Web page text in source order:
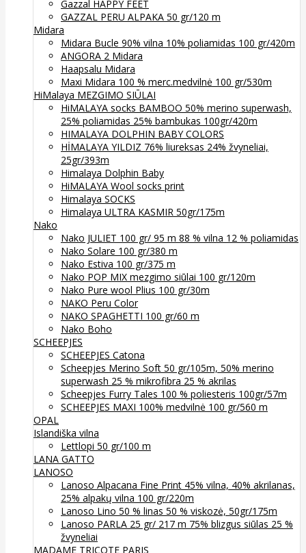
Gazzal HAPPY FEET
GAZZAL PERU ALPAKA 50 gr/120 m
Midara
Midara Bucle 90% vilna 10% poliamidas 100 gr/420m
ANGORA 2 Midara
Haapsalu Midara
Maxi Midara 100 % merc.medvilnė 100 gr/530m
HiMalaya MEZGIMO SIŪLAI
HiMALAYA socks BAMBOO 50% merino superwash,
25% poliamidas 25% bambukas 100gr/420m
HIMALAYA DOLPHIN BABY COLORS
HİMALAYA YILDIZ 76% liureksas 24% žvyneliai,
25gr/393m
Himalaya Dolphin Baby
HiMALAYA Wool socks print
Himalaya SOCKS
Himalaya ULTRA KASMIR 50gr/175m
Nako
Nako JULIET 100 gr/ 95 m 88 % vilna 12 % poliamidas
Nako Solare 100 gr/380 m
Nako Estiva 100 gr/375 m
Nako POP MIX mezgimo siūlai 100 gr/120m
Nako Pure wool Plius 100 gr/30m
NAKO Peru Color
NAKO SPAGHETTI 100 gr/60 m
Nako Boho
SCHEEPJES
SCHEEPJES Catona
Scheepjes Merino Soft 50 gr/105m, 50% merino
superwash 25 % mikrofibra 25 % akrilas
Scheepjes Furry Tales 100 % poliesteris 100gr/57m
SCHEEPJES MAXI 100% medvilnė 100 gr/560 m
OPAL
Islandiška vilna
Lettlopi 50 gr/100 m
LANA GATTO
LANOSO
Lanoso Alpacana Fine Print 45% vilna, 40% akrilanas,
25% alpakų vilna 100 gr/220m
Lanoso Lino 50 % linas 50 % viskozė, 50gr/175m
Lanoso PARLA 25 gr/ 217 m 75% blizgus siūlas 25 %
žvyneliai
MADAME TRICOTE PARIS